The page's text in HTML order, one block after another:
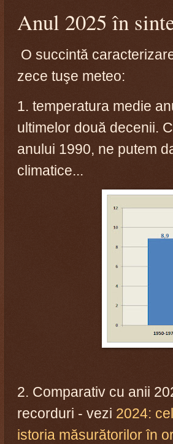
Anul 2025 în
O succintă
zece tuşe meteo:
1. temperatura medie
ultimelor două decenii.
anului 1990, ne putem
climatice...
2. Comparativ cu anii
recorduri - vezi 2024:
istoria măsurătorilor în